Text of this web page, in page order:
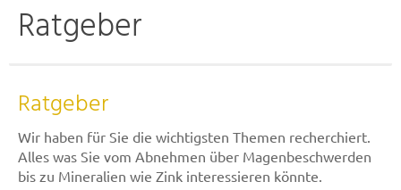
Ratgeber
Ratgeber
Wir haben für Sie die wichtigsten Themen recherchiert.
Alles was Sie vom Abnehmen über Magenbeschwerden
bis zu Mineralien wie Zink interessieren könnte.